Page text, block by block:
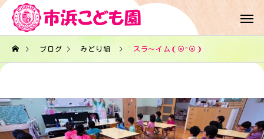
ブログ みどり組 スラ～イム❨⦿ᐢ⦿❩